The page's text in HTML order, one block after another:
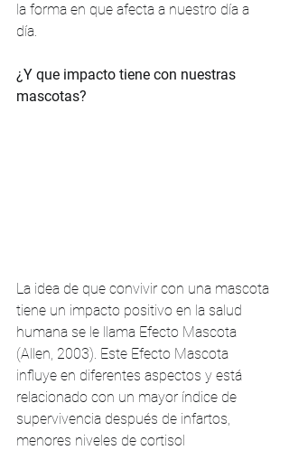
la forma en que afecta a nuestro día a
día.
¿Y que impacto tiene con nuestras
mascotas?
La idea de que convivir con una mascota
tiene un impacto positivo en la salud
humana se le llama Efecto Mascota
(Allen, 2003). Este Efecto Mascota
influye en diferentes aspectos y está
relacionado con un mayor índice de
supervivencia después de infartos,
menores niveles de cortisol